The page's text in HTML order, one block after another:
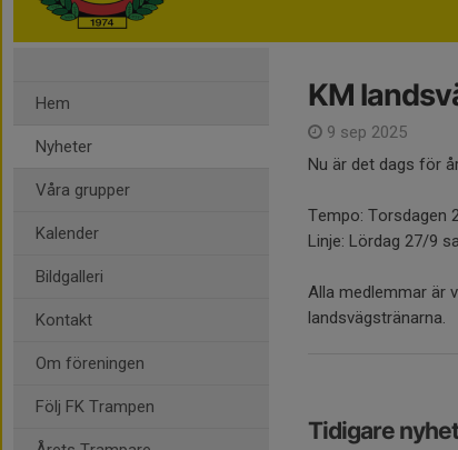
Hem
Nyheter
Våra grupper
Kalender
Bildgalleri
Kontakt
Om föreningen
Följ FK Trampen
KM
9 sep 2025
Nu är det dags för
Tempo: Torsdagen
Linje: Lördag 27/9
Alla medlemmar är
landsvägstränarna.
Tidigare